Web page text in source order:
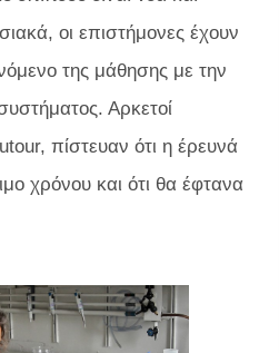
οι επιστήμονες έχουν
της μάθησης με την
Αρκετοί
πίστευαν ότι η έρευνά
χρόνου και ότι θα έφτανα